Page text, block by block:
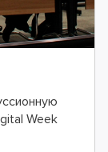
Week